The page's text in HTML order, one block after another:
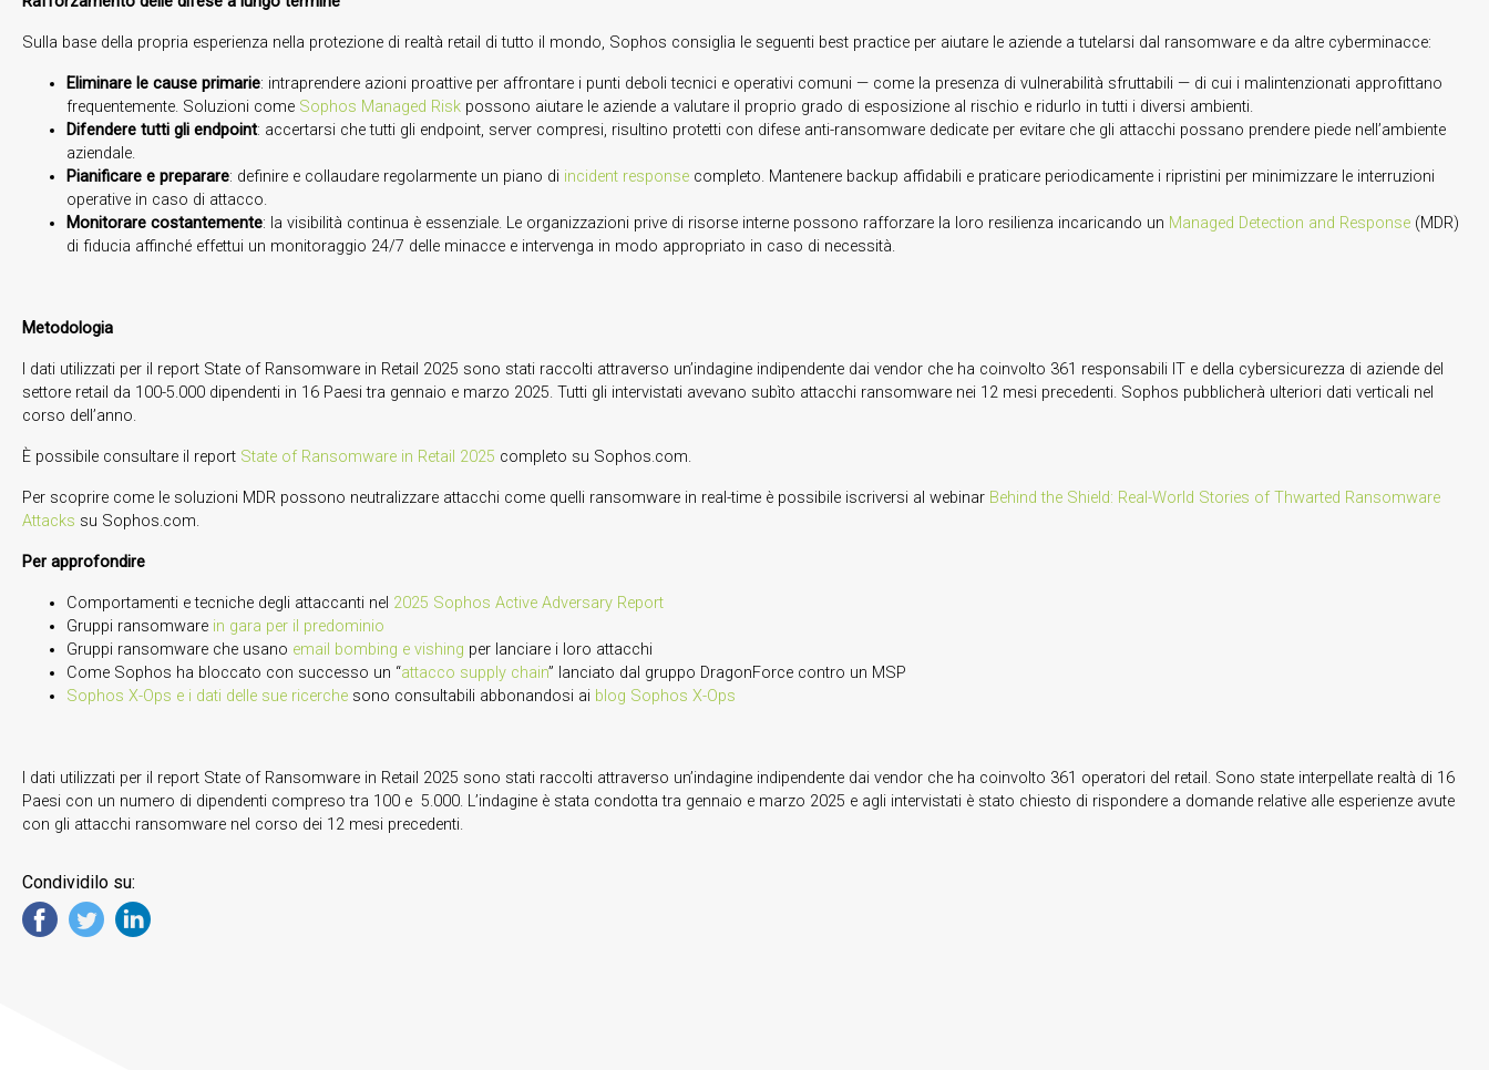
Sulla base della propria esperienza nella protezione di realtà retail di tutto il mondo, Sophos consiglia le seguenti best practice per aiutare le aziende a tutelarsi dal ransomware e da altre cyberminacce:
Eliminare le cause primarie: intraprendere azioni proattive per affrontare i punti deboli tecnici e operativi comuni — come la presenza di vulnerabilità sfruttabili — di cui i malintenzionati approfittano
frequentemente. Soluzioni come Sophos Managed Risk possono aiutare le aziende a valutare il proprio grado di esposizione al rischio e ridurlo in tutti i diversi ambienti.
Difendere tutti gli endpoint: accertarsi che tutti gli endpoint, server compresi, risultino protetti con difese anti-ransomware dedicate per evitare che gli attacchi possano prendere piede nell’ambiente
aziendale.
Pianificare e preparare: definire e collaudare regolarmente un piano di incident response completo. Mantenere backup affidabili e praticare periodicamente i ripristini per minimizzare le interruzioni
operative in caso di attacco.
Monitorare costantemente: la visibilità continua è essenziale. Le organizzazioni prive di risorse interne possono rafforzare la loro resilienza incaricando un Managed Detection and Response (MDR)
di fiducia affinché effettui un monitoraggio 24/7 delle minacce e intervenga in modo appropriato in caso di necessità.
Metodologia
I dati utilizzati per il report State of Ransomware in Retail 2025 sono stati raccolti attraverso un’indagine indipendente dai vendor che ha coinvolto 361 responsabili IT e della cybersicurezza di aziende del
settore retail da 100-5.000 dipendenti in 16 Paesi tra gennaio e marzo 2025. Tutti gli intervistati avevano subìto attacchi ransomware nei 12 mesi precedenti. Sophos pubblicherà ulteriori dati verticali nel
corso dell’anno.
È possibile consultare il report State of Ransomware in Retail 2025 completo su Sophos.com.
Per scoprire come le soluzioni MDR possono neutralizzare attacchi come quelli ransomware in real-time è possibile iscriversi al webinar Behind the Shield: Real-World Stories of Thwarted Ransomware
Attacks su Sophos.com.
Per approfondire
Comportamenti e tecniche degli attaccanti nel 2025 Sophos Active Adversary Report
Gruppi ransomware in gara per il predominio
Gruppi ransomware che usano email bombing e vishing per lanciare i loro attacchi
Come Sophos ha bloccato con successo un “attacco supply chain” lanciato dal gruppo DragonForce contro un MSP
Sophos X-Ops e i dati delle sue ricerche sono consultabili abbonandosi ai blog Sophos X-Ops
I dati utilizzati per il report State of Ransomware in Retail 2025 sono stati raccolti attraverso un’indagine indipendente dai vendor che ha coinvolto 361 operatori del retail. Sono state interpellate realtà di 16
Paesi con un numero di dipendenti compreso tra 100 e 5.000. L’indagine è stata condotta tra gennaio e marzo 2025 e agli intervistati è stato chiesto di rispondere a domande relative alle esperienze avute
con gli attacchi ransomware nel corso dei 12 mesi precedenti.
Condividilo su: